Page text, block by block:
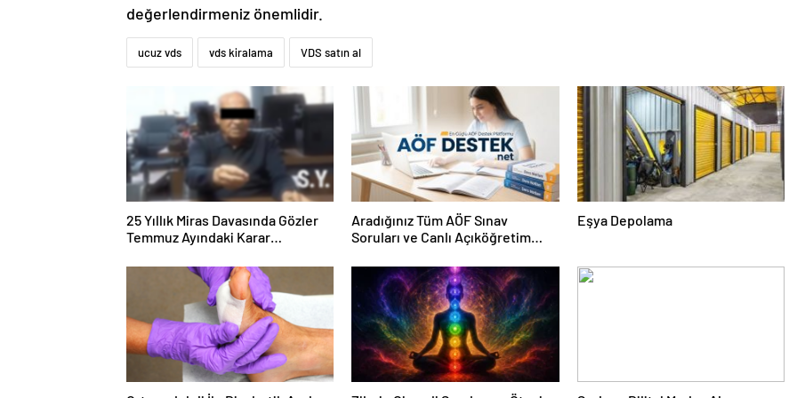
değerlendirmeniz önemlidir.
ucuz vds vds kiralama VDS satın al
25 Yıllık Miras Davasında Gözler
Temmuz Ayındaki Karar
Aradığınız Tüm AÖF Sınav
Soruları ve Canlı Açıköğretim
Eşya Depolama